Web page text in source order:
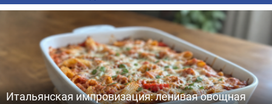
Итальянская импровизация: ленивая овощная